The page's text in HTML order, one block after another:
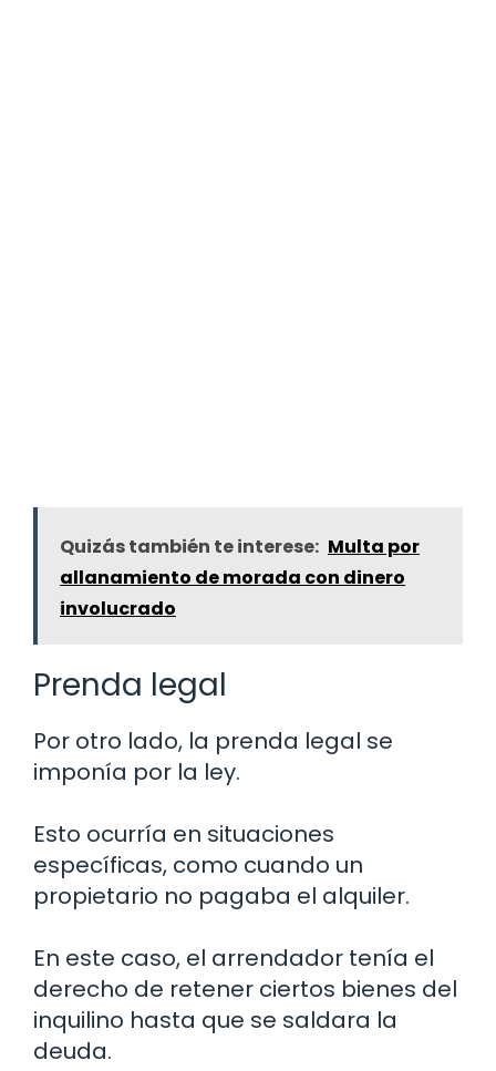
Quizás también te interese: Multa por
allanamiento de morada con dinero
involucrado
Prenda legal
Por otro lado, la prenda legal se
imponía por la ley.
Esto ocurría en situaciones
específicas, como cuando un
propietario no pagaba el alquiler.
En este caso, el arrendador tenía el
derecho de retener ciertos bienes del
inquilino hasta que se saldara la
deuda.